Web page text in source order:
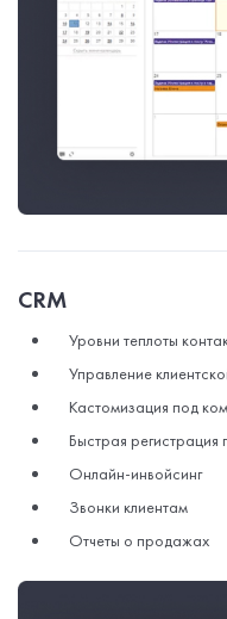
СRМ
Уровни теплоты
Управление
Кастомизация под
Быстрая регистрация
Онлайн-инвойсинг
Звонки клиентам
Отчеты о продажах